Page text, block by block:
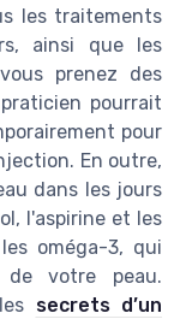
les traitements
ainsi que les
prenez des
pourrait
pour
En outre,
dans les jours
l'aspirine et les
oméga-3, qui
de votre peau.
secrets d’un